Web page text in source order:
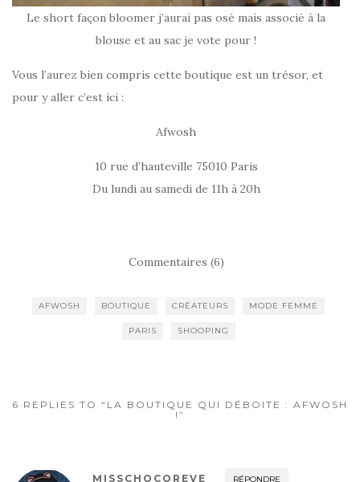
Le short façon bloomer j’aurai pas osé mais associé à la
blouse et au sac je vote pour !
Vous l’aurez bien compris cette boutique est un trésor, et
pour y aller c’est ici :
Afwosh
10 rue d’hauteville 75010 Paris
Du lundi au samedi de 11h à 20h
Commentaires (6)
AFWOSH BOUTIQUE CRÉATEURS MODE FEMME
PARIS SHOOPING
6 REPLIES TO “LA BOUTIQUE QUI DÉBOITE : AFWOSH
!”
MISSCHOCOREVE RÉPONDRE